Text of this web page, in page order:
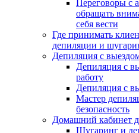
Переговоры с
обращать
себя вести
Где принимать
депиляции и
Депиляция с
Депиляция с
работу
Депиляция с
Мастер
безопасность
Домашний кабинет
Шугаринг и